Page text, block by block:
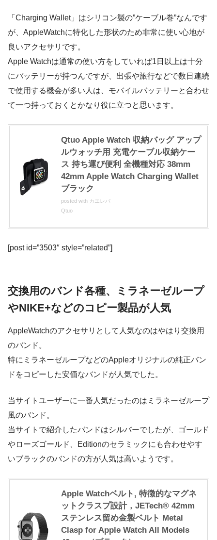
「Charging Wallet」はシリコン製の”ケーブル巻”なんです
が、AppleWatchに特化した形状のため非常に使い心地が
良いアクセサリです。
Apple Watchは通常の使い方をしていれば1日以上は十分
にバッテリーが持つんですが、出張や旅行などで数日連続
で使用する機会が多い人は、モバイルバッテリーと合わせ
て一つ持っておくとかなり役に立つと思います。
Qtuo Apple Watch 収納バッグ アップ
ルウォッチ用 充電ケーブル収納ケー
ス 持ち運び便利 全機種対応 38mm
42mm Apple Watch Charging Wallet
ブラック
posted with カエレバ
Qtuo
[post id=”3503″ style=”related”]
交換用のバンド各種、ミラネーゼループ
やNIKE+などのコピー製品が人気
AppleWatchのアクセサリとして人気なのはやはり交換用
のバンド。
特にミラネーゼループなどのAppleオリジナルの純正バン
ドをコピーした安価なバンドが人気でした。
当サイトユーザーに一番人気だったのはミラネーゼループ
風のバンド。
当サイトで紹介したバンドはシルバーでしたが、ゴールド
やローズゴールド、Editionのセラミックにも合わせやす
いブラックのバンドの方が人気は高いようです。
Apple Watchベルト, 特徴的なマグネ
ットクラスプ設計，JETech® 42mm
ステンレス留め金製ベルト Metal
Clasp for Apple Watch All Models